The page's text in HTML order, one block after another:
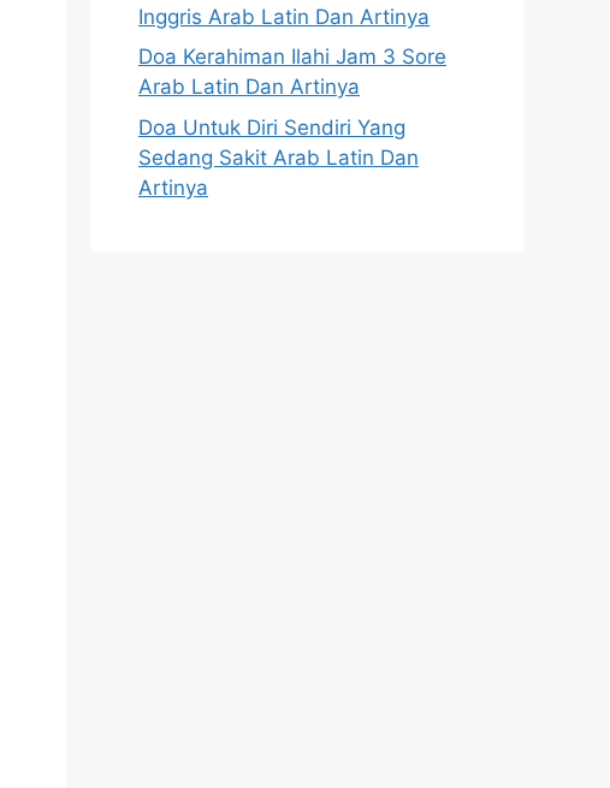
Inggris Arab Latin Dan Artinya
Doa Kerahiman Ilahi Jam 3 Sore
Arab Latin Dan Artinya
Doa Untuk Diri Sendiri Yang
Sedang Sakit Arab Latin Dan
Artinya